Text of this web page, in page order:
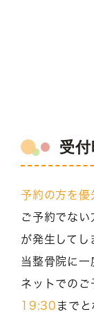
受付
予約の方を優
ご予約でない
が発生してし
当整骨院に一
ネットでのご
19:30 までと